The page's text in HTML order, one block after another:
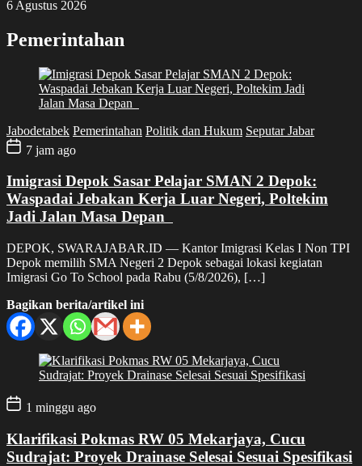
6 Agustus 2026
Pemerintahan
Jabodetabek Pemerintahan Politik dan Hukum Seputar Jabar
7 jam ago
Imigrasi Depok Sasar Pelajar SMAN 2 Depok:
Waspadai Jebakan Kerja Luar Negeri, Poltekim
Jadi Jalan Masa Depan
DEPOK, SWARAJABAR.ID — Kantor Imigrasi Kelas I Non TPI
Depok memilih SMA Negeri 2 Depok sebagai lokasi kegiatan
Imigrasi Go To School pada Rabu (5/8/2026), […]
Bagikan berita/artikel ini
1 minggu ago
Klarifikasi Pokmas RW 05 Mekarjaya, Cucu
Sudrajat: Proyek Drainase Selesai Sesuai Spesifikasi